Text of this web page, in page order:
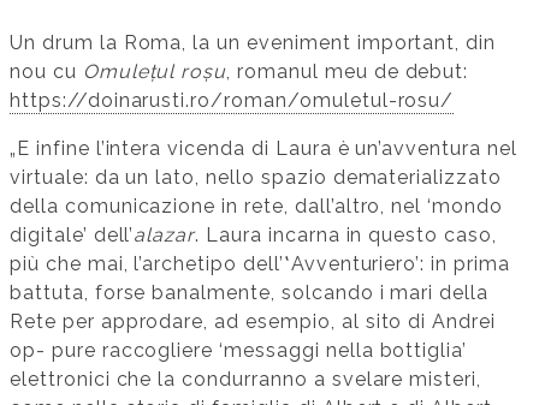
Un drum la Roma, la un eveniment important, din
nou cu Omulețul roșu, romanul meu de debut:
https://doinarusti.ro/roman/omuletul-rosu/
„E infine l’intera vicenda di Laura è un’avventura nel
virtuale: da un lato, nello spazio dematerializzato
della comunicazione in rete, dall’altro, nel ‘mondo
digitale’ dell’alazar. Laura incarna in questo caso,
più che mai, l’archetipo dell’‛Avventuriero’: in prima
battuta, forse banalmente, solcando i mari della
Rete per approdare, ad esempio, al sito di Andrei
op- pure raccogliere ‘messaggi nella bottiglia’
elettronici che la condurranno a svelare misteri,